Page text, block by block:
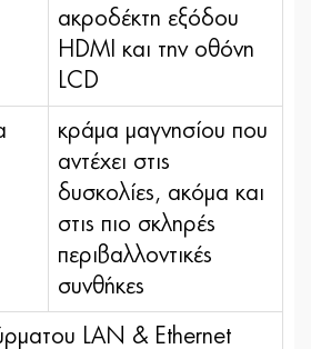
ακροδέκτη εξόδου
HDMI και την οθόνη
LCD
κράμα μαγνησίου που
αντέχει στις
δυσκολίες, ακόμα και
στις πιο σκληρές
περιβαλλοντικές
συνθήκες
LAN & Ethernet